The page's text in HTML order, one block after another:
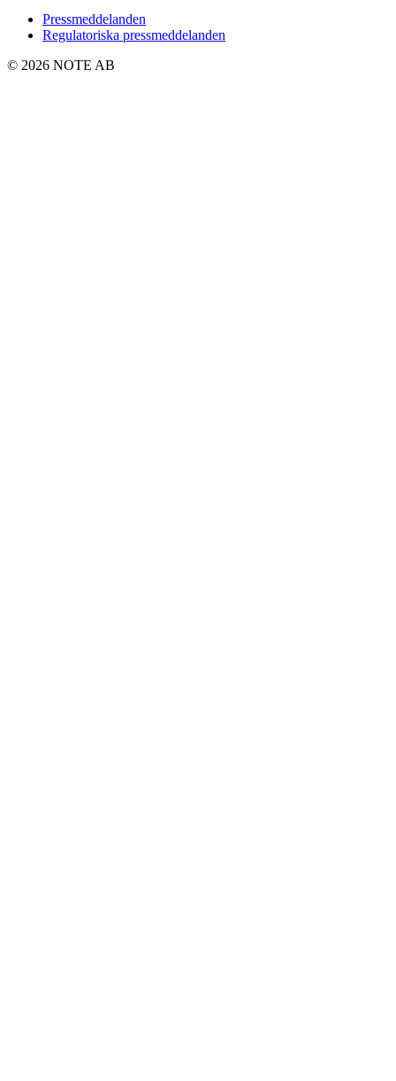
Pressmeddelanden
Regulatoriska pressmeddelanden
© 2026 NOTE AB